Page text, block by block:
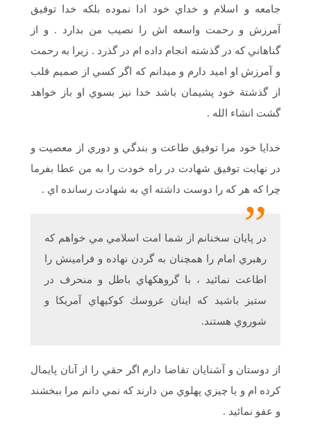
جامعه و اسلام و خداي خود ادا نموده بلكه خدا توفيق
آمرزش و رحمت واسعه اش را نصيب من بدارد . و از
گناهاني كه در گذشته انجام داده ام در گذرد . زيرا به رحمت
و آمرزش او اميد دارم و ميدانم كه اگر كسي از صميم قلب
از گذشتة خود پشيمان باشد خدا نيز بسوي او باز خواهد
گشت انشاء الله .
خدايا خود مرا توفيق طاعت و بندگي و دوري از معصيت و
در نهايت توفيق شهادت در راه خودت را به من عطا بفرما
چرا كه هر كه را دوست داشته اي به شهادت رسانده اي .
در پايان سخنانم از شما امت اسلامي مي خواهم كه
رهبري امام را همچنان به گردن نهاده و فرامينش را
اطاعت نمائيد ، با گروهكهاي باطل و منحرف در
ستيز باشيد كه اينان عروسك كوكيهاي آمريكا و
شوروي هستند.
از دوستان و آشنايان تقاضا دارم اگر حقي را از آنان پايمال
كرده ام و يا چيزي پهلوي من دارند كه نمي دانم مرا ببخشند
و عفو نمائيد .